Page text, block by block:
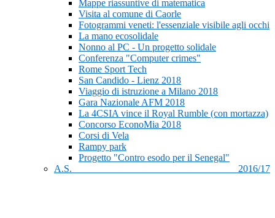
Mappe riassuntive di matematica
Visita al comune di Caorle
Fotogrammi veneti: l'essenziale visibile agli occhi
La mano ecosolidale
Nonno al PC - Un progetto solidale
Conferenza "Computer crimes"
Rome Sport Tech
San Candido - Lienz 2018
Viaggio di istruzione a Milano 2018
Gara Nazionale AFM 2018
La 4CSIA vince il Royal Rumble (con mortazza)
Concorso EconoMia 2018
Corsi di Vela
Rampy park
Progetto "Contro esodo per il Senegal"
A.S. 2016/17